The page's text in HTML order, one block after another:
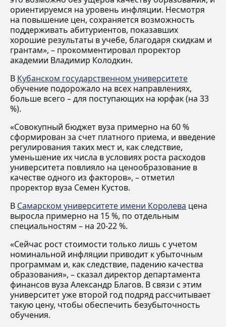
ориентируемся на уровень инфляции. Несмотря
на повышение цен, сохраняется возможность
поддерживать абитуриентов, показавших
хорошие результаты в учебе, благодаря скидкам и
грантам», – прокомментировал проректор
академии Владимир Колодкин.
В Кубанском государственном университете
обучение подорожало на всех направлениях,
больше всего – для поступающих на юрфак (на 33
%).
«Совокупный бюджет вуза примерно на 60 %
сформирован за счет платного приема, и введение
регулирования таких мест и, как следствие,
уменьшение их числа в условиях роста расходов
университета повлияло на ценообразование в
качестве одного из факторов», – отметил
проректор вуза Семен Кустов.
В Самарском университете имени Королева цена
выросла примерно на 15 %, по отдельным
специальностям – на 20-22 %.
«Сейчас рост стоимости только лишь с учетом
номинальной инфляции приводит к убыточным
программам и, как следствие, падению качества
образования», – сказал директор департамента
финансов вуза Александр Благов. В связи с этим
университет уже второй год подряд рассчитывает
такую цену, чтобы обеспечить безубыточность
обучения.